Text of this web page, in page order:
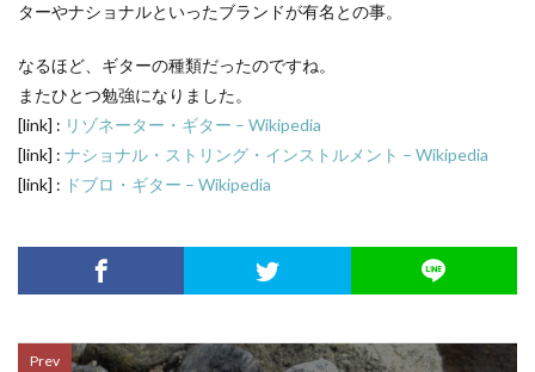
ターやナショナルといったブランドが有名との事。
なるほど、ギターの種類だったのですね。
またひとつ勉強になりました。
[link] : リゾネーター・ギター – Wikipedia
[link] : ナショナル・ストリング・インストルメント – Wikipedia
[link] : ドブロ・ギター – Wikipedia
Prev